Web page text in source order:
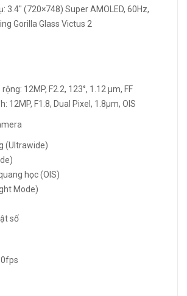
3.4″ (720×748) Super AMOLED, 60Hz,
Gorilla Glass Victus 2
12MP, F2.2, 123°, 1.12 μm, FF
12MP, F1.8, Dual Pixel, 1.8μm, OIS
(Ultrawide)
học (OIS)
Mode)
số